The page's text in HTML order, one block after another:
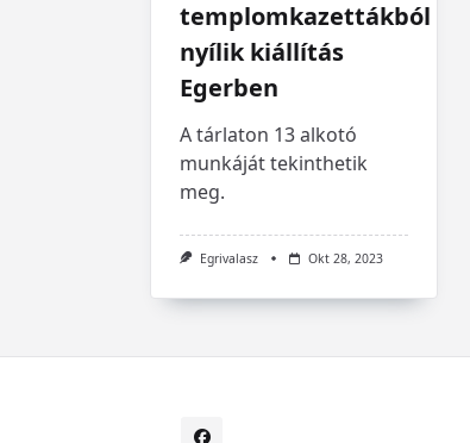
templomkazettákból
nyílik kiállítás
Egerben
A tárlaton 13 alkotó
munkáját tekinthetik
meg.
Egrivalasz Okt 28, 2023